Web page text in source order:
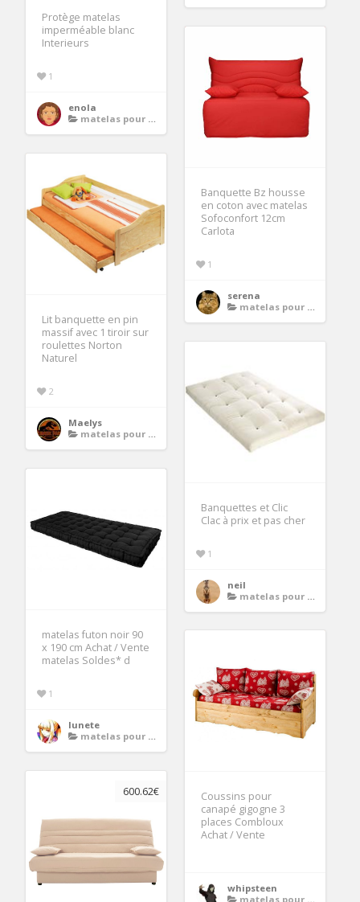
Protège matelas
imperméable blanc
Interieurs
1
enola
matelas pour banquette
Banquette Bz housse
en coton avec matelas
Sofoconfort 12cm
Carlota
1
serena
matelas pour banquette
Lit banquette en pin
massif avec 1 tiroir sur
roulettes Norton
Naturel
2
Maelys
matelas pour banquette
Banquettes et Clic
Clac à prix et pas cher
1
neil
matelas pour banquette
matelas futon noir 90
x 190 cm Achat / Vente
matelas Soldes* d
1
lunete
matelas pour banquette
Coussins pour
canapé gigogne 3
places Combloux
Achat / Vente
whipsteen
matelas pour banquette
600.62€